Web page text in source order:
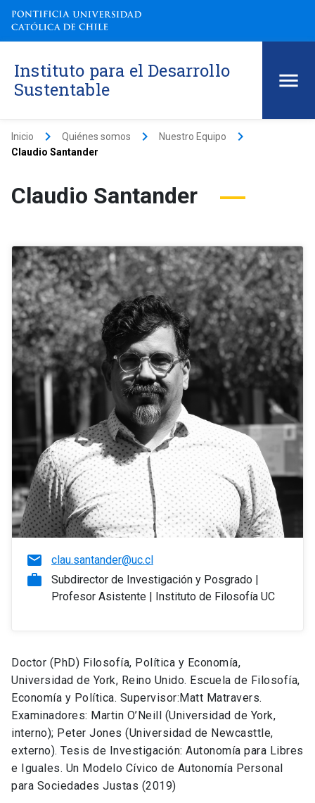
Instituto para el Desarrollo
Sustentable
Inicio keyboard_arrow_right Quiénes somos keyboard_arrow_right Nuestro Equipo keyboard_arrow_right
Claudio Santander
Claudio Santander
Doctor (PhD) Filosofía, Política y Economía,
Universidad de York, Reino Unido. Escuela de Filosofía,
Economía y Política. Supervisor:Matt Matravers.
Examinadores: Martin O’Neill (Universidad de York,
interno); Peter Jones (Universidad de Newcasttle,
externo). Tesis de Investigación: Autonomía para Libres
e Iguales. Un Modelo Cívico de Autonomía Personal
para Sociedades Justas (2019)­
email clau.santander@uc.cl
work
Subdirector de Investigación y Posgrado |
Profesor Asistente | Instituto de Filosofía UC